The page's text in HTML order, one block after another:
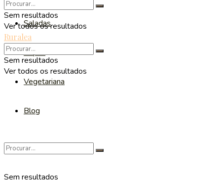
Saladas
Sopas
Vegetariana
Blog
Sem resultados
Sem resultados
Ver todos os resultados
Ruralea
Sem resultados
Ver todos os resultados